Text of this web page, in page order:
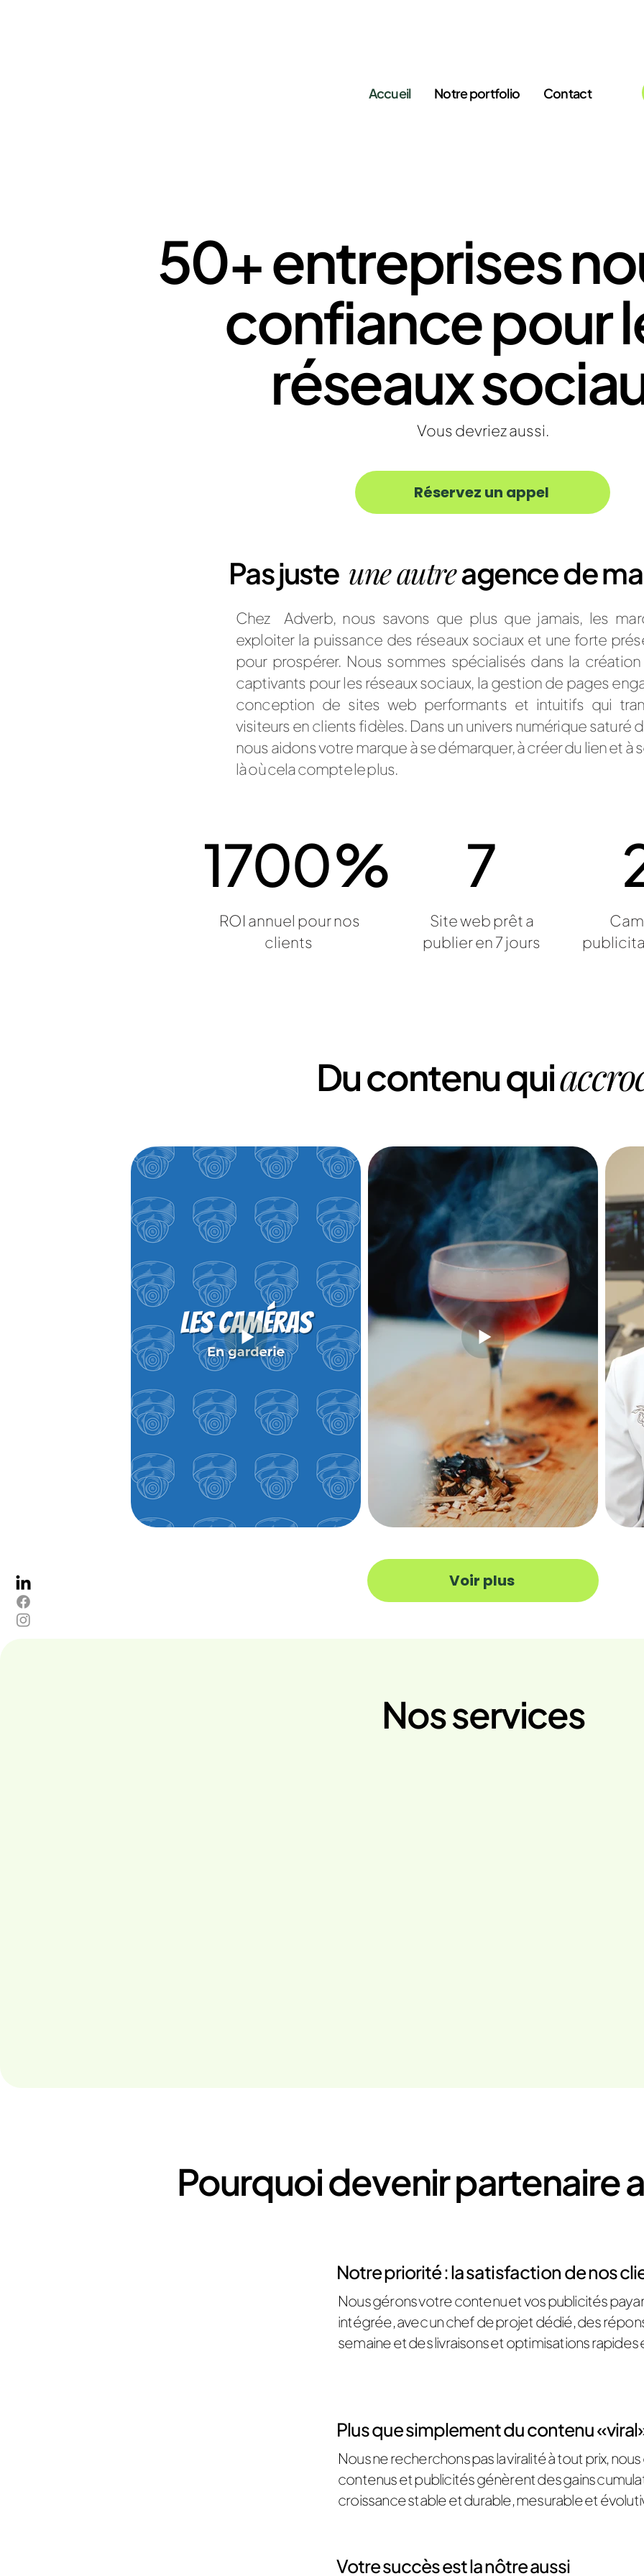
Accueil Notre portfolio Contact
50+ entreprises
confiance pour
réseaux
Vous devriez aussi.
Réservez un appel
Pas juste une autreagence de
Chez Adverb, nous savons que plus que jamais, les
exploiter la puissance des réseaux sociaux et une forte
pour prospérer. Nous sommes spécialisés dans la
captivants pour les réseaux sociaux, la gestion de pages
conception de sites web performants et intuitifs qui
visiteurs en clients fidèles. Dans un univers numérique saturé
nous aidons votre marque à se démarquer, à créer du lien et à
là où cela compte le plus.
1700%
ROI annuel pour nos
clients
7
Site web prêt a
publier en 7 jours
Du contenu qui
Voir plus
Nos services
Pourquoi devenir partenaire
Notre priorité : lasatisfactionde nos
Nous gérons votre contenu et vos publicités
intégrée, avec un chef de projet dédié, des
semaine et des livraisons et optimisations
Plus que simplement du contenu
Nous ne recherchons pas la viralité à tout prix,
contenus et publicités génèrent des gains
croissance stable et durable, mesurable et
Votre succès est la nôtre aussi